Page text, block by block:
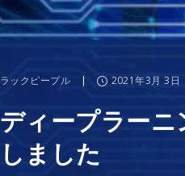
ラックピープル | 2021年3月 3日
ディープラー
しました